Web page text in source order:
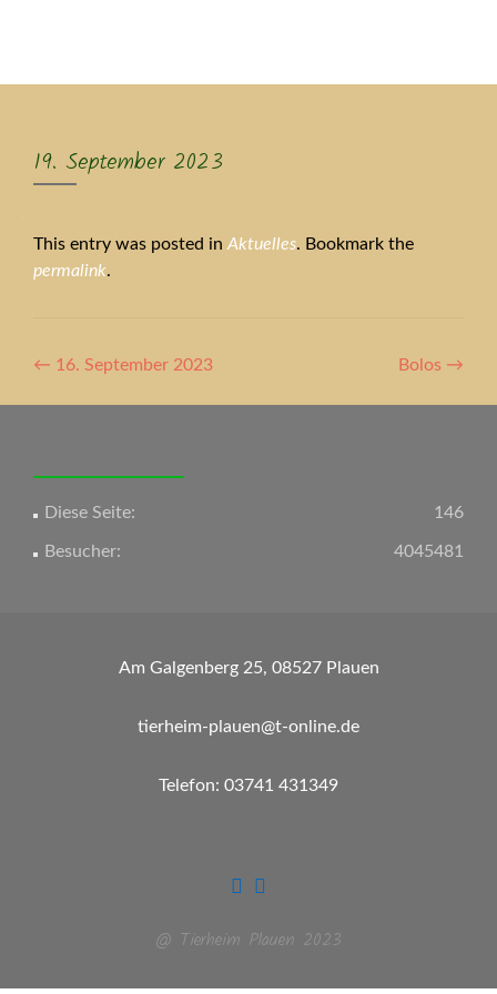
19. September 2023
This entry was posted in Aktuelles. Bookmark the
permalink.
Artikel-
Navigation
← 16. September 2023 Bolos →
146
Diese Seite:
4045481
Besucher:
Am Galgenberg 25, 08527 Plauen
tierheim-plauen@t-online.de
Telefon: 03741 431349
@ Tierheim Plauen 2023